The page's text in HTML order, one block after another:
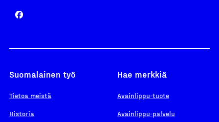
Suomalainen työ
Tietoa meistä
Historia
Hae merkkiä
Avainlippu-tuote
Avainlippu-palvelu